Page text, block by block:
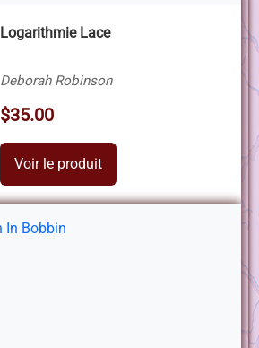
Logarithmie Lace
Deborah Robinson
$35.00
Voir le produit